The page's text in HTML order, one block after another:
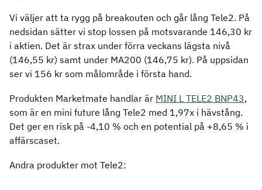
Vi väljer att ta rygg på breakouten och går lång Tele2. På
nedsidan sätter vi stop lossen på motsvarande 146,30 kr
i aktien. Det är strax under förra veckans lägsta nivå
(146,55 kr) samt under MA200 (146,75 kr). På uppsidan
ser vi 156 kr som målområde i första hand.
Produkten Marketmate handlar är MINI L TELE2 BNP43,
som är en mini future lång Tele2 med 1,97x i hävstång.
Det ger en risk på -4,10 % och en potential på +8,65 % i
affärscaset.
Andra produkter mot Tele2: